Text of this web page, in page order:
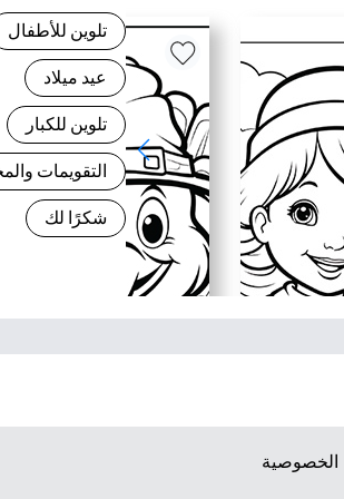
تلوين للأطفال
عيد ميلاد
تلوين للكبار
التقويمات
شكرًا لك
الخصوصية